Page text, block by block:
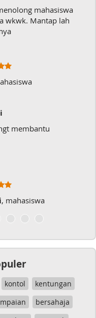
mahasiswa
Mantap lah
kontol
kentungan
bersahaja